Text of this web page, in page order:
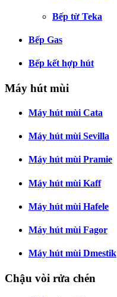
Bếp từ Teka
Bếp Gas
Bếp kết hợp hút
Máy hút mùi
Máy hút mùi Cata
Máy hút mùi Sevilla
Máy hút mùi Pramie
Máy hút mùi Kaff
Máy hút mùi Hafele
Máy hút mùi Fagor
Máy hút mùi Dmestik
Chậu vòi rửa chén